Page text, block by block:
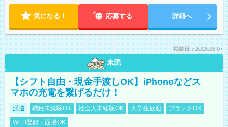
気になる！ 応募する 詳細へ
掲載日：2026.08.07
未読
【シフト自由・現金手渡しOK】iPhoneなどス
マホの充電を繋げるだけ！
派遣 職種未経験OK 社会人未経験OK 大学生歓迎
ブランクOK
WEB登録・面接OK